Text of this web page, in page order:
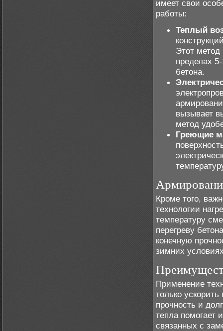
имеет свои
работы:
Теплый
Этот метод
пределах
бетона.
вызывает
метод
Греющие
Кроме того,
технологии
температуру
перегреву
конечную
зимних
Применение
только
прочность и
тепла помогает
связанных с